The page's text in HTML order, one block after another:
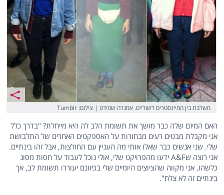
משלבת בין המיינסטרים לשוליים. אמנדה שמידט | צילום: Tumblr
האם המיזם שלה כבר מושך את תשומת הלב לה היא מייחלת? "בדרך כלל
אני מקבלת מבטים רעים מבחורות על האספקטים האחרים של התלבושת
שלי. שני אנשים כבר שאלו אותי מה העניין עם החולצות, אבל זהו בינתיים.
אני רוצה שA&F ידעו מהפרויקט שלי, אולי נוכל לעבוד על חסות מסוג
כלשהו, אני מקווה שהציוצים היומיים שלי בכיוונם יעוררו תשומת לב, אך
בינתיים זה לא צלח".